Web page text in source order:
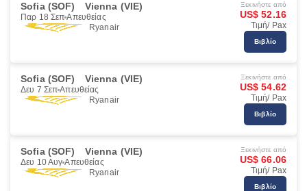
Sofia (SOF) Vienna (VIE)
Παρ 18 Σεπ Απευθείας
Ryanair
Ξεκινήστε από
US$ 52.16
Τιμή/ Pax
Βιβλίο
Sofia (SOF) Vienna (VIE)
Δευ 7 Σεπ Απευθείας
Ryanair
Ξεκινήστε από
US$ 54.62
Τιμή/ Pax
Βιβλίο
Sofia (SOF) Vienna (VIE)
Δευ 10 Αυγ Απευθείας
Ryanair
Ξεκινήστε από
US$ 66.06
Τιμή/ Pax
Βιβλίο